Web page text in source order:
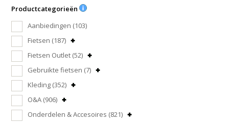
Productcategorieën
Aanbiedingen (103)
Fietsen (187)
Fietsen Outlet (52)
Gebruikte fietsen (7)
Kleding (352)
O&A (906)
Onderdelen & Accesoires (821)